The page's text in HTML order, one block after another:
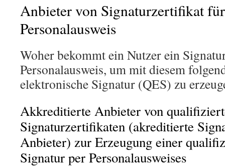
Anbieter von Signaturzertifikat
Personalausweis
Woher bekommt ein Nutzer ein
Personalausweis, um mit diesem
elektronische Signatur (QES) zu
Akkreditierte Anbieter von
Signaturzertifikaten (akreditierte
Anbieter) zur Erzeugung einer
Signatur per Personalausweises